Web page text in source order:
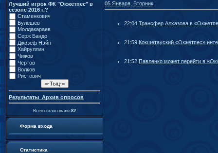
Лучший игрок ФК "Окжетпес" в
сезоне 2016 г.?
Стаменкович
Булешев
Молдакараев
Серж Бандо
Джозеф Нэйн
Хайруллин
Чижов
Чертов
Волков
Ристович
Результаты Архив опросов
Всего голосовало:82
Форма входа
Статистика
05 Января, Вторник
22:04 Трансфер Алхазова в
21:59 Кокшетауский «Окжетпес»
21:52 Павленко может перейти в